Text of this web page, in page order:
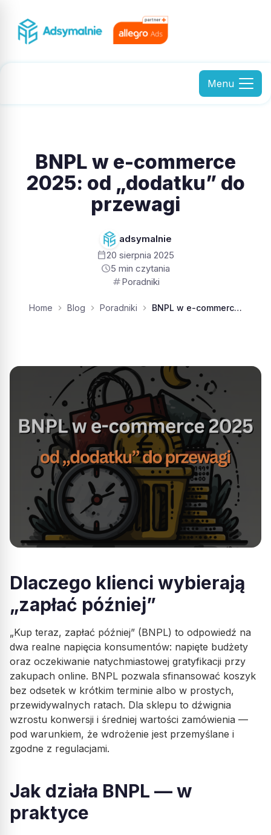
Menu
BNPL w e-commerce
2025: od „dodatku” do
przewagi
adsymalnie
calendar_today20 sierpnia 2025
schedule5 min czytania
tagPoradniki
Home Blog Poradniki BNPL w e-commerce 2025: od „dodatku” do przewagi
Dlaczego klienci wybierają
„zapłać później”
„Kup teraz, zapłać później” (BNPL) to odpowiedź na
dwa realne napięcia konsumentów: napięte budżety
oraz oczekiwanie natychmiastowej gratyfikacji przy
zakupach online. BNPL pozwala sfinansować koszyk
bez odsetek w krótkim terminie albo w prostych,
przewidywalnych ratach. Dla sklepu to dźwignia
wzrostu konwersji i średniej wartości zamówienia —
pod warunkiem, że wdrożenie jest przemyślane i
zgodne z regulacjami.
Jak działa BNPL — w
praktyce